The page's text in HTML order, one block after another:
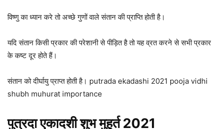
विष्णु का ध्यान करे तो अच्छे गुणों वाले संतान की प्राप्ति होती है।
यदि संतान किसी प्रकार की परेशानी से पीड़ित है तो यह व्रत करने से सभी प्रकार
के कष्ट दूर होते हैं।
संतान को दीर्घायु प्राप्त होती है। putrada ekadashi 2021 pooja vidhi
shubh muhurat importance
पुत्रदा एकादशी शुभ मुहूर्त 2021